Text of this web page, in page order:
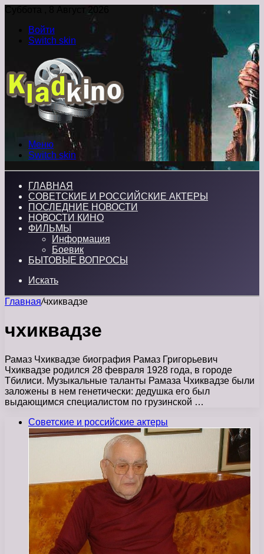
Суббота , 8 Август 2026
Войти
Switch skin
Меню
Switch skin
ГЛАВНАЯ
СОВЕТСКИЕ И РОССИЙСКИЕ АКТЕРЫ
ПОСЛЕДНИЕ НОВОСТИ
НОВОСТИ КИНО
ФИЛЬМЫ
Информация
Боевик
БЫТОВЫЕ ВОПРОСЫ
Искать
Главная/чхиквадзе
чхиквадзе
Рамаз Чхиквадзе биография Рамаз Григорьевич
Чхиквадзе родился 28 февраля 1928 года, в городе
Тбилиси. Музыкальные таланты Рамаза Чхиквадзе были
заложены в нем генетически: дедушка его был
выдающимся специалистом по грузинской …
Советские и российские актеры